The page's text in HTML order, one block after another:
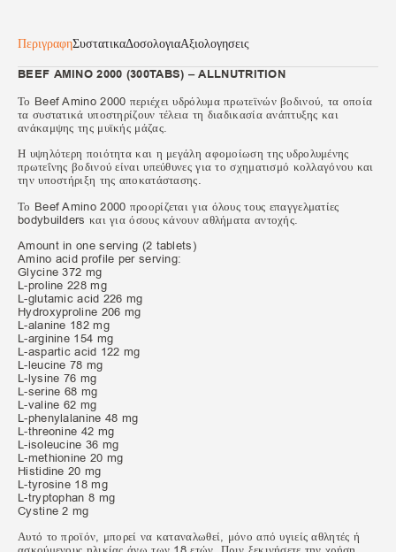
ΠεριγραφηΣυστατικαΔοσολογιαΑξιολογησεις
BEEF AMINO 2000 (300TABS) – ALLNUTRITION
Το Beef Amino 2000 περιέχει υδρόλυμα πρωτεϊνών βοδινού, τα οποία
τα συστατικά υποστηρίζουν τέλεια τη διαδικασία ανάπτυξης και
ανάκαμψης της μυϊκής μάζας.
Η υψηλότερη ποιότητα και η μεγάλη αφομοίωση της υδρολυμένης
πρωτεΐνης βοδινού είναι υπεύθυνες για το σχηματισμό κολλαγόνου και
την υποστήριξη της αποκατάστασης.
Το Beef Amino 2000 προορίζεται για όλους τους επαγγελματίες
bodybuilders και για όσους κάνουν αθλήματα αντοχής.
Amount in one serving (2 tablets)
Amino acid profile per serving:
Glycine 372 mg
L-proline 228 mg
L-glutamic acid 226 mg
Hydroxyproline 206 mg
L-alanine 182 mg
L-arginine 154 mg
L-aspartic acid 122 mg
L-leucine 78 mg
L-lysine 76 mg
L-serine 68 mg
L-valine 62 mg
L-phenylalanine 48 mg
L-threonine 42 mg
L-isoleucine 36 mg
L-methionine 20 mg
Histidine 20 mg
L-tyrosine 18 mg
L-tryptophan 8 mg
Cystine 2 mg
Αυτό το προϊόν, μπορεί να καταναλωθεί, μόνο από υγιείς αθλητές ή